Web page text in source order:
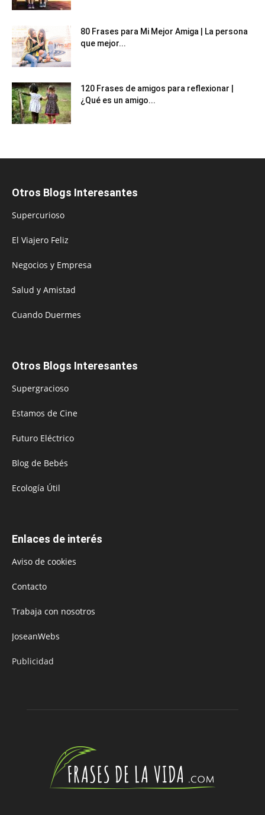
80 Frases para Mi Mejor Amiga | La persona
que mejor...
120 Frases de amigos para reflexionar |
¿Qué es un amigo...
Otros Blogs Interesantes
Supercurioso
El Viajero Feliz
Negocios y Empresa
Salud y Amistad
Cuando Duermes
Otros Blogs Interesantes
Supergracioso
Estamos de Cine
Futuro Eléctrico
Blog de Bebés
Ecología Útil
Enlaces de interés
Aviso de cookies
Contacto
Trabaja con nosotros
JoseanWebs
Publicidad